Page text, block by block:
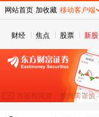
财经 焦点 股票 新股
网站首页 加收藏 移动客户端